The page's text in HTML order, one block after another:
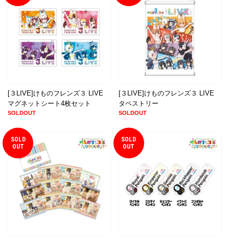
[３LIVE]けものフレンズ３ LIVE
マグネットシート4枚セット
SOLDOUT
[３LIVE]けものフレンズ３ LIVE
タペストリー
SOLDOUT
SOLD
OUT
SOLD
OUT